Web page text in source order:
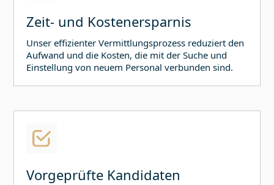
Zeit- und Kostenersparnis
Unser effizienter Vermittlungsprozess reduziert den
Aufwand und die Kosten, die mit der Suche und
Einstellung von neuem Personal verbunden sind.
Vorgeprüfte Kandidaten